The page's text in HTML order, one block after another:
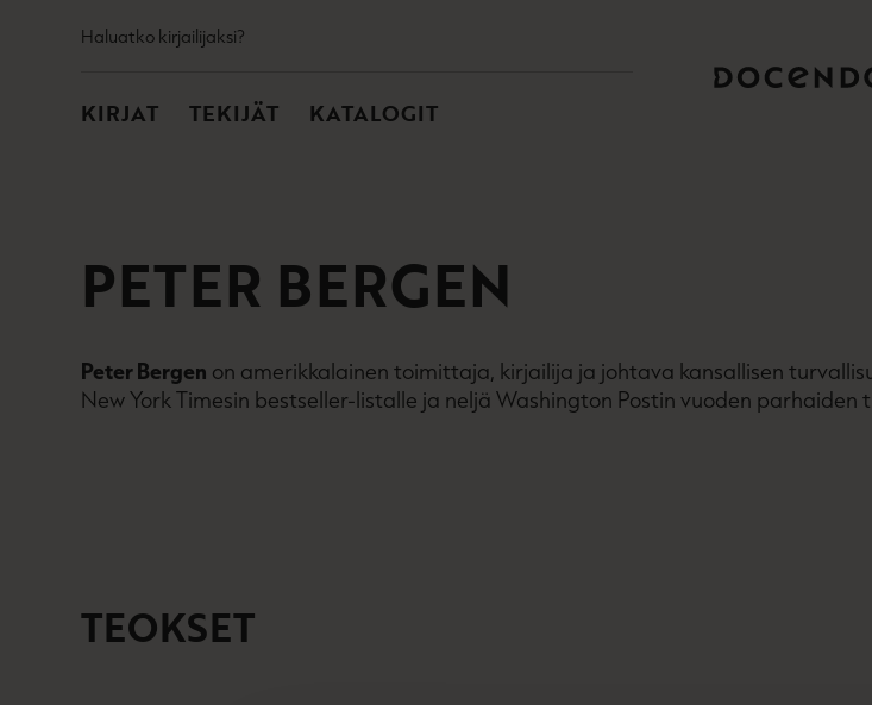
sisältöönTOISSIJAINEN
Haluatko kirjailijaksi?
PÄÄVALIKKO
KIRJAT TEKIJÄT KATALOGIT
PETER BERGEN
Peter Bergen on amerikkalainen toimittaja, kirjailija ja johtava kansallisen
New York Timesin bestseller-listalle ja neljä Washington Postin vuoden parhaiden
TEOKSET